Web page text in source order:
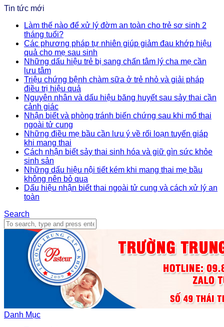
Tin tức mới
Làm thế nào để xử lý đờm an toàn cho trẻ sơ sinh 2
tháng tuổi?
Các phương pháp tự nhiên giúp giảm đau khớp hiệu
quả cho mẹ sau sinh
Những dấu hiệu trẻ bị sang chấn tâm lý cha mẹ cần
lưu tâm
Triệu chứng bệnh chàm sữa ở trẻ nhỏ và giải pháp
điều trị hiệu quả
Nguyên nhân và dấu hiệu băng huyết sau sảy thai cần
cảnh giác
Nhận biết và phòng tránh biến chứng sau khi mổ thai
ngoài tử cung
Những điều mẹ bầu cần lưu ý về rối loạn tuyến giáp
khi mang thai
Cách nhận biết sảy thai sinh hóa và giữ gìn sức khỏe
sinh sản
Những dấu hiệu nội tiết kém khi mang thai mẹ bầu
không nên bỏ qua
Dấu hiệu nhận biết thai ngoài tử cung và cách xử lý an
toàn
Search
Danh Mục